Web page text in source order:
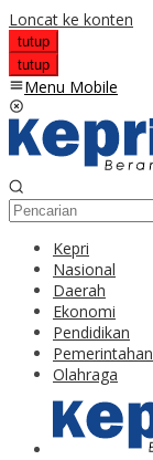
Loncat ke konten
tutup
tutup
Menu Mobile
Kepri
Nasional
Daerah
Ekonomi
Pendidikan
Pemerintahan
Olahraga